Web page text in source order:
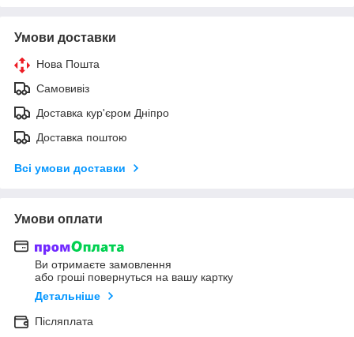
Умови доставки
Нова Пошта
Самовивіз
Доставка кур'єром Дніпро
Доставка поштою
Всі умови доставки
Умови оплати
Ви отримаєте замовлення
або гроші повернуться на вашу картку
Детальніше
Післяплата